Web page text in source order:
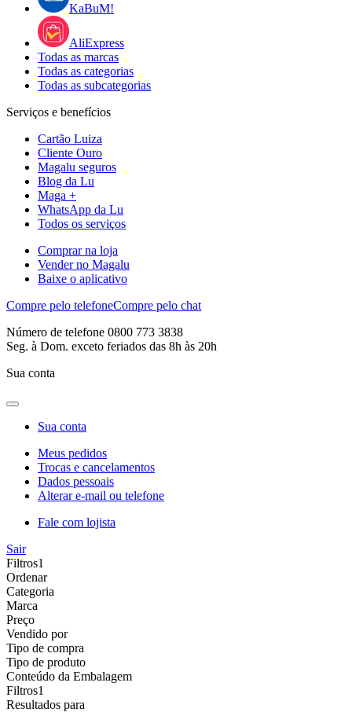
KaBuM!
AliExpress
Todas as marcas
Todas as categorias
Todas as subcategorias
Serviços e benefícios
Cartão Luiza
Cliente Ouro
Magalu seguros
Blog da Lu
Maga +
WhatsApp da Lu
Todos os serviços
Comprar na loja
Vender no Magalu
Baixe o aplicativo
Compre pelo telefoneCompre pelo chat
Número de telefone 0800 773 3838
Seg. à Dom. exceto feriados das 8h às 20h
Sua conta
Sua conta
Meus pedidos
Trocas e cancelamentos
Dados pessoais
Alterar e-mail ou telefone
Fale com lojista
Sair
Filtros1
Ordenar
Categoria
Marca
Preço
Vendido por
Tipo de compra
Tipo de produto
Conteúdo da Embalagem
Filtros1
Resultados para